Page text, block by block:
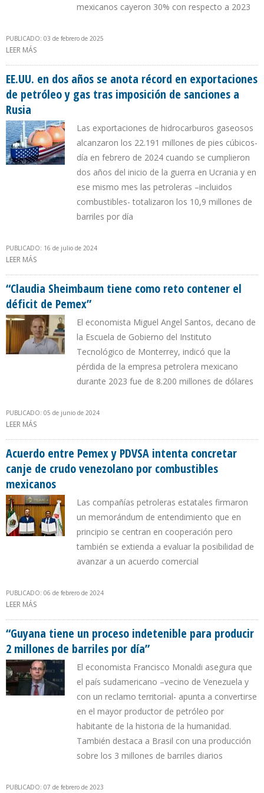
mexicanos cayeron 30% con respecto a 2023
PUBLICADO: 03 de febrero de 2025
LEER MÁS
EE.UU. en dos años se anota récord en exportaciones
de petróleo y gas tras imposición de sanciones a
Rusia
Las exportaciones de hidrocarburos gaseosos
alcanzaron los 22.191 millones de pies cúbicos-
día en febrero de 2024 cuando se cumplieron
dos años del inicio de la guerra en Ucrania y en
ese mismo mes las petroleras –incluidos
combustibles- totalizaron los 10,9 millones de
barriles por día
PUBLICADO: 16 de julio de 2024
LEER MÁS
SANCIONES A RUSIA
“Claudia Sheimbaum tiene como reto contener el
déficit de Pemex”
El economista Miguel Angel Santos, decano de
la Escuela de Gobierno del Instituto
Tecnológico de Monterrey, indicó que la
pérdida de la empresa petrolera mexicano
durante 2023 fue de 8.200 millones de dólares
PUBLICADO: 05 de junio de 2024
LEER MÁS
Acuerdo entre Pemex y PDVSA intenta concretar
canje de crudo venezolano por combustibles
mexicanos
Las compañías petroleras estatales firmaron
un memorándum de entendimiento que en
principio se centran en cooperación pero
también se extienda a evaluar la posibilidad de
avanzar a un acuerdo comercial
PUBLICADO: 06 de febrero de 2024
LEER MÁS
“Guyana tiene un proceso indetenible para producir
2 millones de barriles por día”
El economista Francisco Monaldi asegura que
el país sudamericano –vecino de Venezuela y
con un reclamo territorial- apunta a convertirse
en el mayor productor de petróleo por
habitante de la historia de la humanidad.
También destaca a Brasil con una producción
sobre los 3 millones de barriles diarios
PUBLICADO: 07 de febrero de 2023